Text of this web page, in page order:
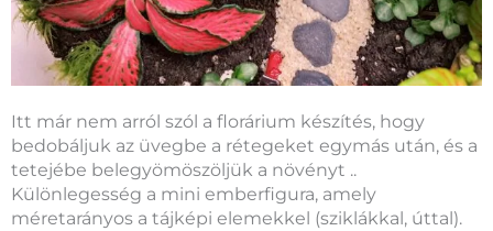
Itt már nem arról szól a florárium készítés, hogy
bedobáljuk az üvegbe a rétegeket egymás után, és a
tetejébe belegyömöszöljük a növényt ..
Különlegesség a mini emberfigura, amely
méretarányos a tájképi elemekkel (sziklákkal, úttal).